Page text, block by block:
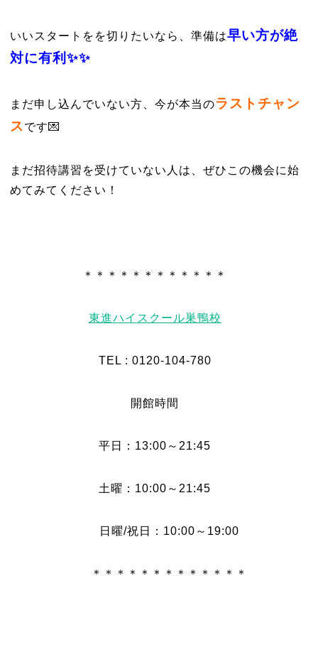
いいスタートをを切りたいなら、準備は早い方が絶
対に有利✨✨
まだ申し込んでいない方、今が本当のラストチャン
ス です💌
まだ招待講習を受けていない人は、ぜひこの機会に始
めてみてください！
＊＊＊＊＊＊＊＊＊＊＊＊
東進ハイスクール巣鴨校
TEL : 0120-104-780
開館時間
平日：13:00～21:45
土曜：10:00～21:45
日曜/祝日：10:00～19:00
＊＊＊＊＊＊＊＊＊＊＊＊＊